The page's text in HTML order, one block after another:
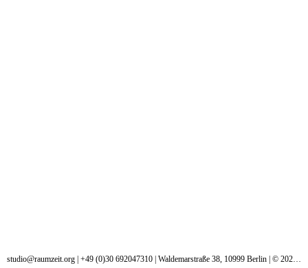
studio@raumzeit.org | +49 (0)30 692047310 | Waldemarstraße 38, 10999 Berlin | © 2024 raumzeit. Alle Rechte vorbehalten.